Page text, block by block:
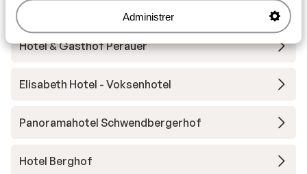
Administrer
Hotel Panorama
Hotel & Gasthof Perauer
Elisabeth Hotel - Voksenhotel
Panoramahotel Schwendbergerhof
Hotel Berghof